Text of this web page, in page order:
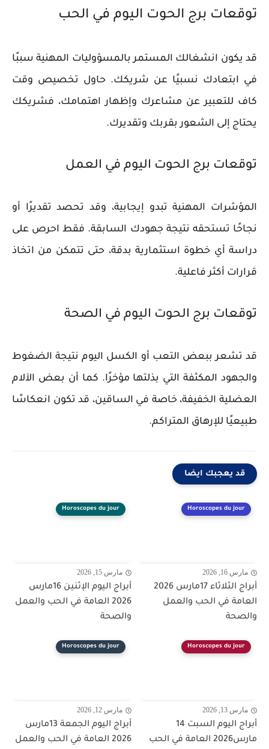
توقعات برج الحوت اليوم في الحب
قد يكون انشغالك المستمر بالمسؤوليات المهنية سببًا
في ابتعادك نسبيًا عن شريكك. حاول تخصيص وقت
كاف للتعبير عن مشاعرك وإظهار اهتمامك، فشريكك
يحتاج إلى الشعور بقربك وتقديرك.
توقعات برج الحوت اليوم في العمل
المؤشرات المهنية تبدو إيجابية، وقد تحصد تقديرًا أو
نجاحًا تستحقه نتيجة جهودك السابقة. فقط احرص على
دراسة أي خطوة استثمارية بدقة، حتى تتمكن من اتخاذ
قرارات أكثر فاعلية.
توقعات برج الحوت اليوم في الصحة
قد تشعر ببعض التعب أو الكسل اليوم نتيجة الضغوط
والجهود المكثفة التي بذلتها مؤخرًا. كما أن بعض الآلام
العضلية الخفيفة، خاصة في الساقين، قد تكون انعكاسًا
طبيعيًا للإرهاق المتراكم.
قد يعجبك ايضا
Horoscopes du jour
مارس 16, 2026
أبراج الثلاثاء 17مارس 2026
العامة في الحب والعمل
والصحة
Horoscopes du jour
مارس 15, 2026
أبراج اليوم الإثنين 16مارس
2026 العامة في الحب والعمل
والصحة
Horoscopes du jour
مارس 13, 2026
أبراج اليوم السبت 14
مارس2026 العامة في الحب
Horoscopes du jour
مارس 12, 2026
أبراج اليوم الجمعة 13مارس
2026 العامة في الحب والعمل